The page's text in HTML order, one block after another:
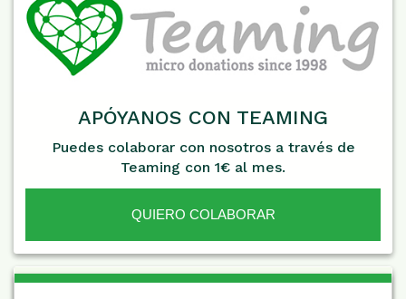
APÓYANOS CON TEAMING
Puedes colaborar con nosotros a través de
Teaming con 1€ al mes.
QUIERO COLABORAR
De Interés